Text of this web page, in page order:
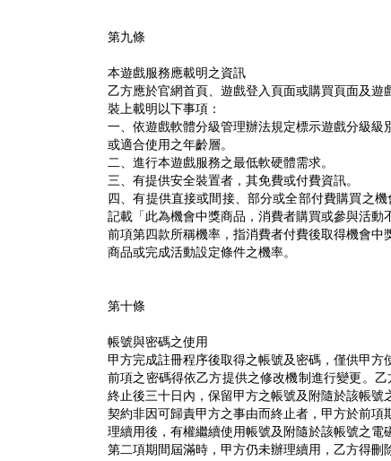
第九條
本遊戲服務應載明之資訊
乙方應於官網首頁、遊戲登入頁面或購買頁面及遊
裝上載明以下事項：
一、依遊戲軟體分級管理辦法規定標示遊戲分級級
或適合使用之年齡層。
二、進行本遊戲服務之最低軟硬體需求。
三、有提供安全裝置者，其免費或付費資訊。
四、有提供直接或間接、部分或全部付費購買之
記載「此為機會中獎商品，消費者購買或參與活動
前項第四款所稱機率，指消費者付費後取得機會中
商品或完成活動設定條件之機率。
第十條
帳號與密碼之使用
甲方完成註冊程序後取得之帳號及密碼，僅供甲方
前項之密碼得依乙方提供之修改機制進行變更。
終止後三十日內，保留甲方之帳號及附隨於該帳號
契約非因可歸責甲方之事由而終止者，甲方於前項
理續用後，有權繼續使用帳號及附隨於該帳號之電
第二項期間屆滿時，甲方仍未辦理續用，乙方得刪